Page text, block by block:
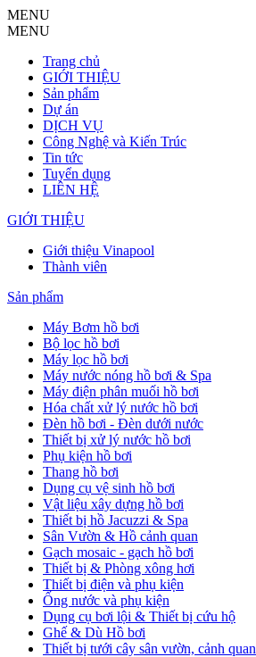
MENU
MENU
Trang chủ
GIỚI THIỆU
Sản phẩm
Dự án
DỊCH VỤ
Công Nghệ và Kiến Trúc
Tin tức
Tuyển dụng
LIÊN HỆ
GIỚI THIỆU
Giới thiệu Vinapool
Thành viên
Sản phẩm
Máy Bơm hồ bơi
Bộ lọc hồ bơi
Máy lọc hồ bơi
Máy nước nóng hồ bơi & Spa
Máy điện phân muối hồ bơi
Hóa chất xử lý nước hồ bơi
Đèn hồ bơi - Đèn dưới nước
Thiết bị xử lý nước hồ bơi
Phụ kiện hồ bơi
Thang hồ bơi
Dụng cụ vệ sinh hồ bơi
Vật liệu xây dựng hồ bơi
Thiết bị hồ Jacuzzi & Spa
Sân Vườn & Hồ cảnh quan
Gạch mosaic - gạch hồ bơi
Thiết bị & Phòng xông hơi
Thiết bị điện và phụ kiện
Ống nước và phụ kiện
Dụng cụ bơi lội & Thiết bị cứu hộ
Ghế & Dù Hồ bơi
Thiết bị tưới cây sân vườn, cảnh quan